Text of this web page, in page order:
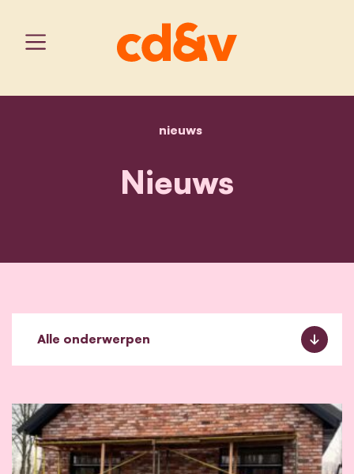
home
nieuwsnieuws
Nieuws